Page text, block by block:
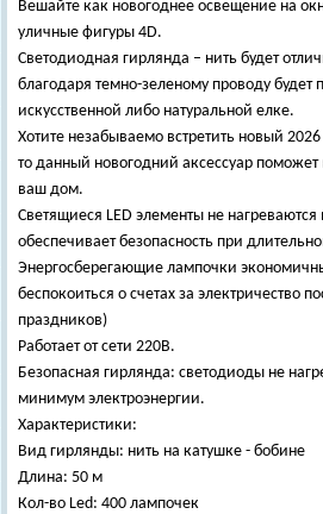
Вешайте как новогоднее освещение на
уличные фигуры 4D.
Светодиодная гирлянда – нить будет
благодаря темно-зеленому проводу будет
искусственной либо натуральной елке.
Хотите незабываемо встретить новый
то данный новогодний аксессуар поможет
ваш дом.
Светящиеся LED элементы не
обеспечивает безопасность при
Энергосберегающие лампочки
беспокоиться о счетах за электричество
праздников)
Работает от сети 220В.
Безопасная гирлянда: светодиоды не
минимум электроэнергии.
Характеристики:
Вид гирлянды: нить на катушке - бобине
Длина: 50 м
Кол-во Led: 400 лампочек